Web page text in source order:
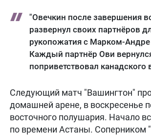
"Овечкин после завершения
развернул своих партнёров
рукопожатия с Марком-
Каждый партнёр Ови
поприветствовал канадского
Следующий матч "Вашингтон"
домашней арене, в воскресенье
восточного полушария. Начало
по времени Астаны. Соперником